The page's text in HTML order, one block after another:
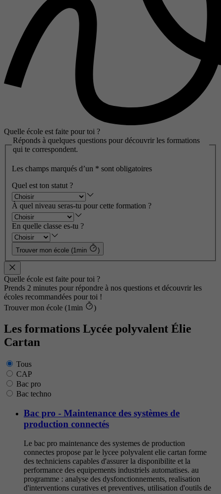
Quelle école est faite pour toi ?
Réponds à quelques questions pour découvrir les formations
qui te correspondent.
Les champs marqués d’un * sont obligatoires
Quel est ton statut ?
À quel niveau seras-tu pour cette formation ?
En quelle classe es-tu ?
Trouver mon école (1min )
Quelle école est faite pour toi ?
Prends 2 minutes pour répondre à nos questions et découvrir les
écoles recommandées pour toi !
Trouver mon école (1min
)
Les formations Lycée polyvalent Élie
Cartan
Tous
CAP
Bac pro
Bac techno
Bac pro - Maintenance des systèmes de
production connectés
Le bac pro maintenance des systemes de production
connectes propose par le lycee polyvalent elie cartan forme
des techniciens capables d'assurer la disponibilite et la
performance des equipements industriels automatises. au
programme : analyse des dysfonctionnements, realisation
d'interventions curatives et preventives, utilisation d'outils de